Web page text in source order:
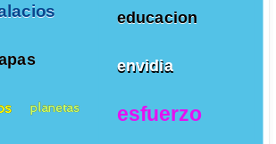
educacion
envidia
esfuerzo
planetas